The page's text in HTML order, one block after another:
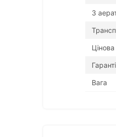
З
Цінова
Вага